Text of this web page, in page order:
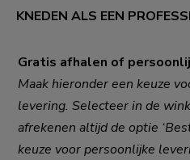
KNEDEN ALS EEN
Gratis afhalen of
Maak hieronder een keuze
levering. Selecteer in de
afrekenen altijd de optie
keuze voor persoonlijke